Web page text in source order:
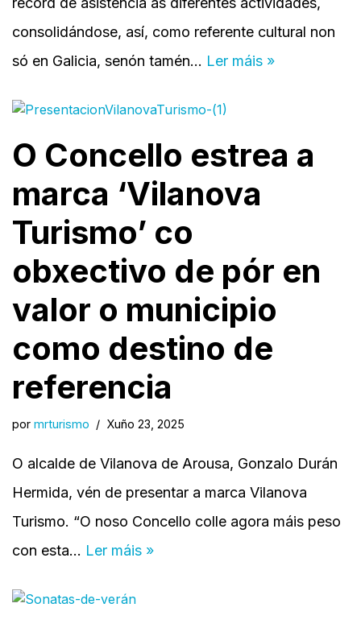
consolidándose, así, como referente cultural non
só en Galicia, senón tamén… Ler máis »
O Concello estrea a
marca ‘Vilanova
Turismo’ co
obxectivo de pór en
valor o municipio
como destino de
referencia
por mrturismo Xuño 23, 2025
O alcalde de Vilanova de Arousa, Gonzalo Durán
Hermida, vén de presentar a marca Vilanova
Turismo. “O noso Concello colle agora máis peso
con esta… Ler máis »